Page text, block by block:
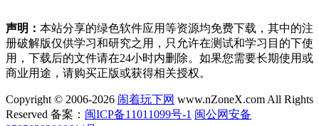
声明： 本站分享的绿色软件应用等资源均免费下载，其中的注
册破解版仅供学习和研究之用，只允许在测试和学习目的下使
用，下载后的文件请在24小时内删除。如果您需要长期使用或
商业用途，请购买正版或获得相关授权。
Copyright © 2006-2026 闹着玩下网 www.nZoneX.com All Rights
Reserved 备案： 闽ICP备11011099号-1 闽公网安备